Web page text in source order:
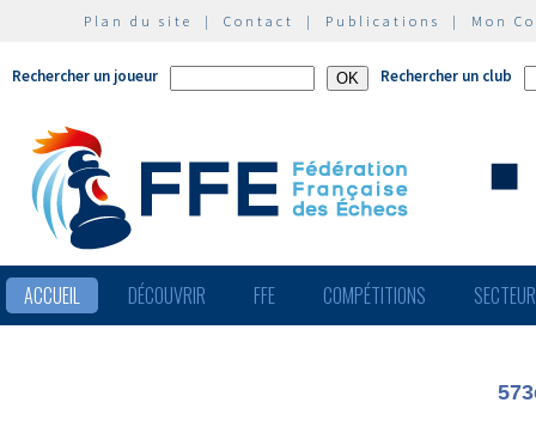
Plan du site | Contact | Publications | Mon
Rechercher un joueur Rechercher un club
ACCUEIL DÉCOUVRIR FFE COMPÉTITIONS